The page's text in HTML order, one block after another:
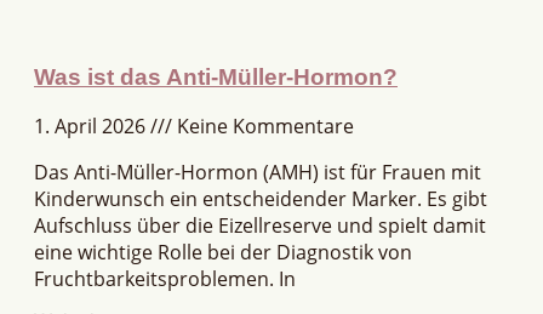
Was ist das Anti-Müller-Hormon?
1. April 2026
Keine Kommentare
Das Anti-Müller-Hormon (AMH) ist für Frauen mit
Kinderwunsch ein entscheidender Marker. Es gibt
Aufschluss über die Eizellreserve und spielt damit
eine wichtige Rolle bei der Diagnostik von
Fruchtbarkeitsproblemen. In